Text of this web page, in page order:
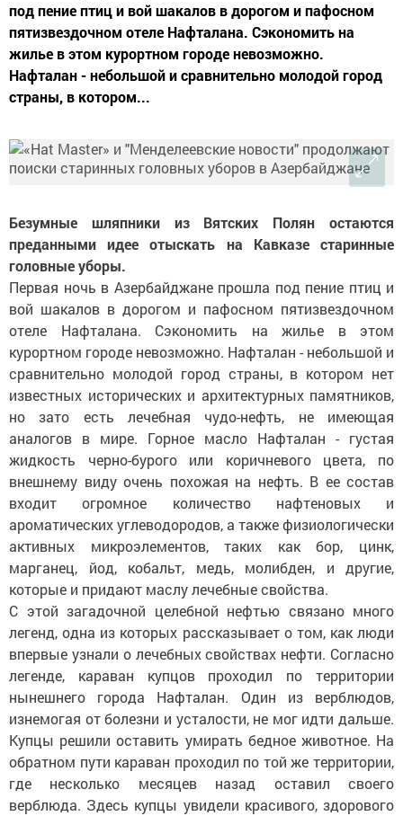
под пение птиц и вой шакалов в дорогом и пафосном
пятизвездочном отеле Нафталана. Сэкономить на
жилье в этом курортном городе невозможно.
Нафталан - небольшой и сравнительно молодой город
страны, в котором...
Безумные шляпники из Вятских Полян остаются
преданными идее отыскать на Кавказе старинные
головные уборы.
Первая ночь в Азербайджане прошла под пение птиц и
вой шакалов в дорогом и пафосном пятизвездочном
отеле Нафталана. Сэкономить на жилье в этом
курортном городе невозможно. Нафталан - небольшой и
сравнительно молодой город страны, в котором нет
известных исторических и архитектурных памятников,
но зато есть лечебная чудо-нефть, не имеющая
аналогов в мире. Горное масло Нафталан - густая
жидкость черно-бурого или коричневого цвета, по
внешнему виду очень похожая на нефть. В ее состав
входит огромное количество нафтеновых и
ароматических углеводородов, а также физиологически
активных микроэлементов, таких как бор, цинк,
марганец, йод, кобальт, медь, молибден, и другие,
которые и придают маслу лечебные свойства.
С этой загадочной целебной нефтью связано много
легенд, одна из которых рассказывает о том, как люди
впервые узнали о лечебных свойствах нефти. Согласно
легенде, караван купцов проходил по территории
нынешнего города Нафталан. Один из верблюдов,
изнемогая от болезни и усталости, не мог идти дальше.
Купцы решили оставить умирать бедное животное. На
обратном пути караван проходил по той же территории,
где несколько месяцев назад оставил своего
верблюда. Здесь купцы увидели красивого, здорового